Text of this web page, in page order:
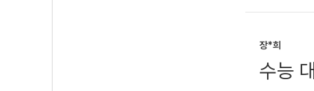
장*희
수능